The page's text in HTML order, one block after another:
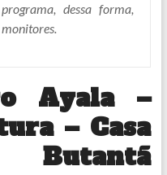
dessa forma,
Ayala –
– Casa
Butantã